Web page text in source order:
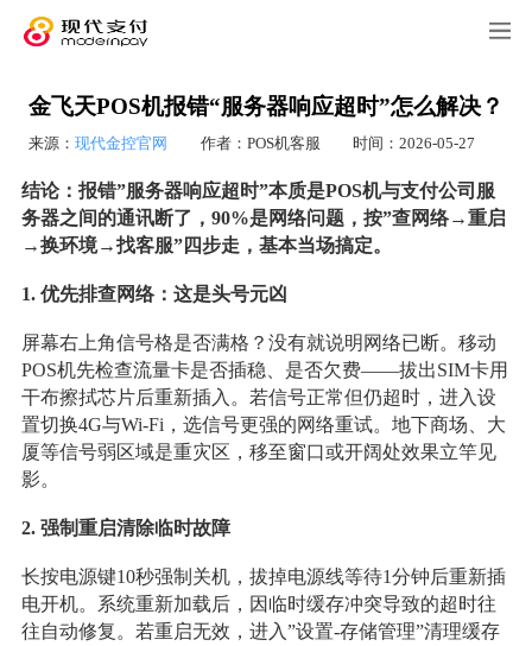
金飞天POS机报错“服务器响应超时”怎么解决？
来源： 现代金控官网 作者：POS机客服 时间：2026-05-27
结论：报错”服务器响应超时”本质是POS机与支付公司服
务器之间的通讯断了，90%是网络问题，按”查网络→重启
→换环境→找客服”四步走，基本当场搞定。
1. 优先排查网络：这是头号元凶
屏幕右上角信号格是否满格？没有就说明网络已断。移动
POS机先检查流量卡是否插稳、是否欠费——拔出SIM卡用
干布擦拭芯片后重新插入。若信号正常但仍超时，进入设
置切换4G与Wi-Fi，选信号更强的网络重试。地下商场、大
厦等信号弱区域是重灾区，移至窗口或开阔处效果立竿见
影。
2. 强制重启清除临时故障
长按电源键10秒强制关机，拔掉电源线等待1分钟后重新插
电开机。系统重新加载后，因临时缓存冲突导致的超时往
往自动修复。若重启无效，进入”设置-存储管理”清理缓存